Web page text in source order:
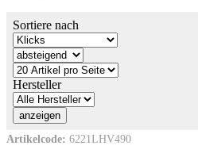
Sortiere nach
Hersteller
Artikelcode: 6221LHV490